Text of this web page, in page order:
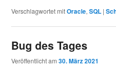
Verschlagwortet mitOracle,SQL |
Bug des Tages
Veröffentlicht am30. März 2021